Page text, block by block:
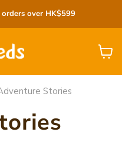
orders over HK$599
View
Stories